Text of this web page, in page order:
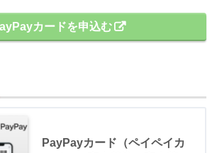
カードを申込む
PayPayカード（ペイペイカ